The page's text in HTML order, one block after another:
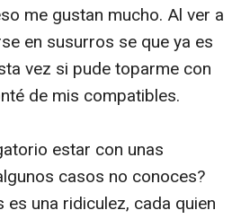
me gustan mucho. Al ver a
en susurros se que ya es
vez si pude toparme con
de mis compatibles.
estar con unas
casos no conoces?
es una ridiculez, cada quien